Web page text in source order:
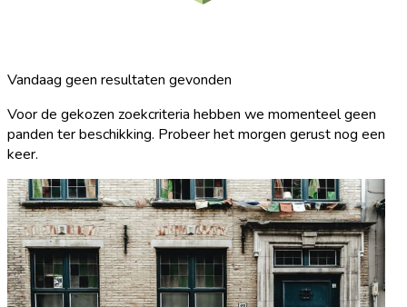
Vandaag geen resultaten gevonden
Voor de gekozen zoekcriteria hebben we momenteel geen
panden ter beschikking. Probeer het morgen gerust nog een
keer.